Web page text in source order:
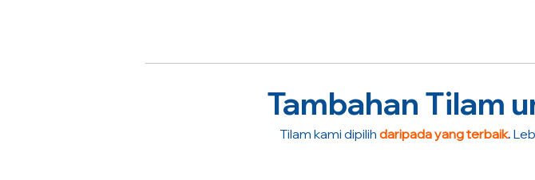
Tambahan Tilam
Tilam kami dipilih daripada yang terbaik.